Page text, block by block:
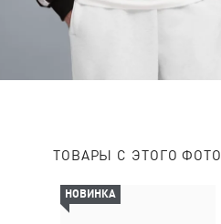
ТОВАРЫ С ЭТОГО ФОТО
НОВИНКА